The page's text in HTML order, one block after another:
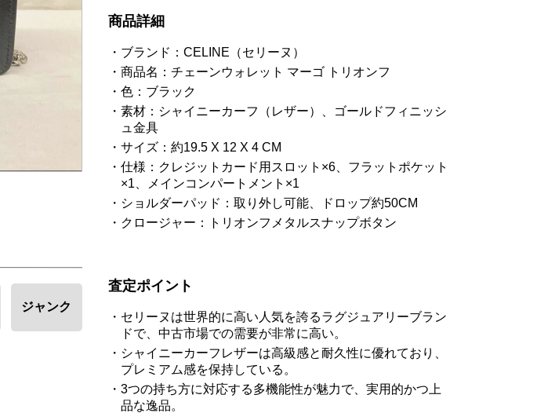
商品詳細
ブランド：CELINE（セリーヌ）
商品名：チェーンウォレット マーゴ トリオンフ
色：ブラック
素材：シャイニーカーフ（レザー）、ゴールドフィニッシ
ュ金具
サイズ：約19.5 X 12 X 4 CM
仕様：クレジットカード用スロット×6、フラットポケット
×1、メインコンパートメント×1
ショルダーパッド：取り外し可能、ドロップ約50CM
クロージャー：トリオンフメタルスナップボタン
査定ポイント
セリーヌは世界的に高い人気を誇るラグジュアリーブラン
ドで、中古市場での需要が非常に高い。
シャイニーカーフレザーは高級感と耐久性に優れており、
プレミアム感を保持している。
3つの持ち方に対応する多機能性が魅力で、実用的かつ上
品な逸品。
ジャンク